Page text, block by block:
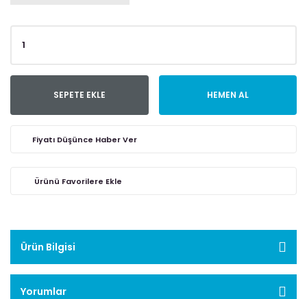
SEPETE EKLE HEMEN AL
Fiyatı Düşünce Haber Ver
Ürün Bilgisi
Yorumlar